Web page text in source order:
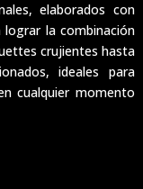
elaborados con
lograr la combinación
crujientes hasta
ideales para
cualquier momento